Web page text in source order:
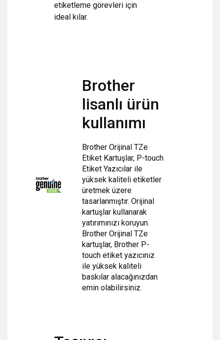
etiketleme görevleri için
ideal kılar.
Brother
lisanlı ürün
kullanımı
Brother Orijinal TZe
Etiket Kartuşlar, P-touch
Etiket Yazıcılar ile
yüksek kaliteli etiketler
üretmek üzere
tasarlanmıştır. Orijinal
kartuşlar kullanarak
yatırımınızı koruyun.
Brother Orijinal TZe
kartuşlar, Brother P-
touch etiket yazıcınız
ile yüksek kaliteli
baskılar alacağınızdan
emin olabilirsiniz.